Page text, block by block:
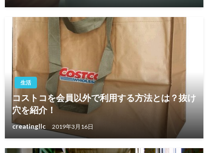
生活
コストコを会員以外で利用する方法とは？抜け
穴を紹介！
creatingllc 2019年3月16日